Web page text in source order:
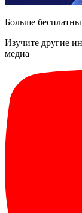
Больше
Изучите другие
медиа